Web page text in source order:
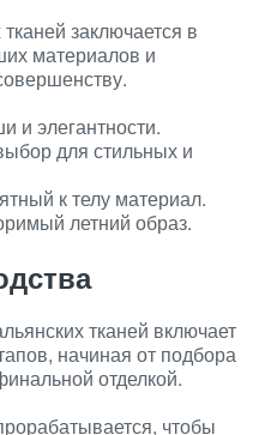
заключается в
материалов и
и элегантности.
для стильных и
к телу материал.
летний образ.
тканей включает
начиная от подбора
отделкой.
чтобы